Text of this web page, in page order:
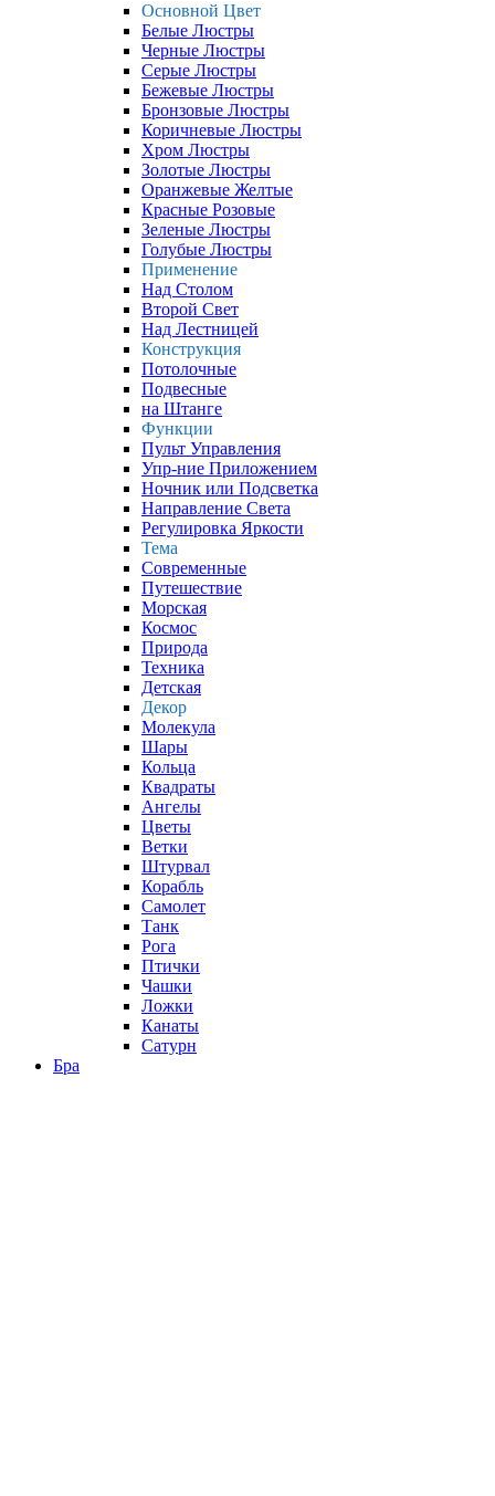
Основной Цвет
Белые Люстры
Черные Люстры
Серые Люстры
Бежевые Люстры
Бронзовые Люстры
Коричневые Люстры
Хром Люстры
Золотые Люстры
Оранжевые Желтые
Красные Розовые
Зеленые Люстры
Голубые Люстры
Применение
Над Столом
Второй Свет
Над Лестницей
Конструкция
Потолочные
Подвесные
на Штанге
Функции
Пульт Управления
Упр-ние Приложением
Ночник или Подсветка
Направление Света
Регулировка Яркости
Тема
Современные
Путешествие
Морская
Космос
Природа
Техника
Детская
Декор
Молекула
Шары
Кольца
Квадраты
Ангелы
Цветы
Ветки
Штурвал
Корабль
Самолет
Танк
Рога
Птички
Чашки
Ложки
Канаты
Сатурн
Бра